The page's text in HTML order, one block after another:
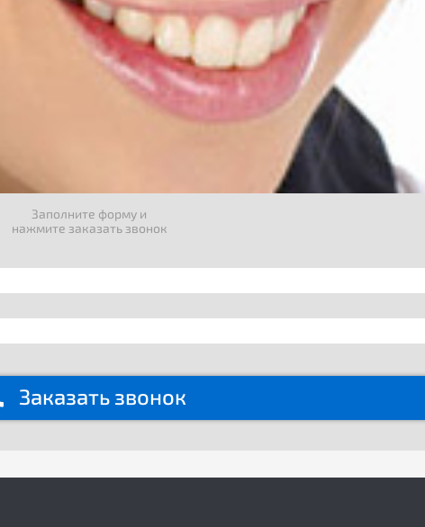
Заполните форму и
нажмите заказать звонок
Заказать звонок